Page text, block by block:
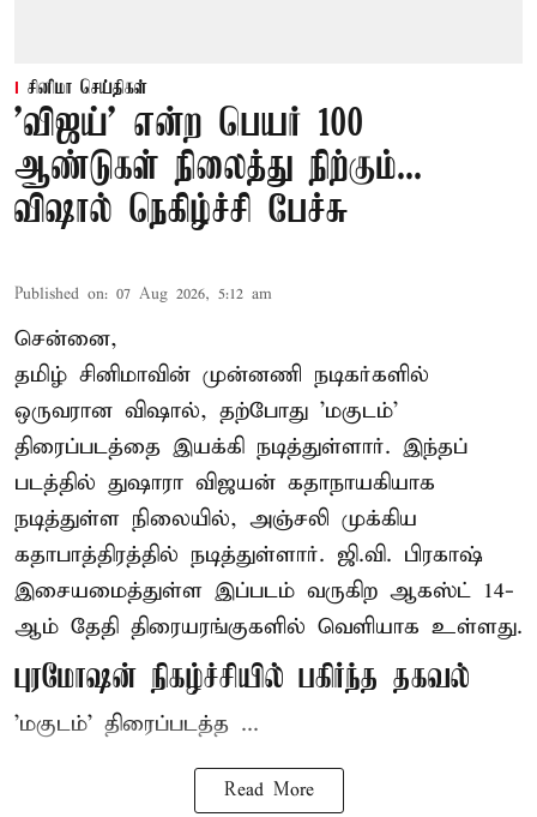
சினிமா செய்திகள்
'விஜய்' என்ற பெயர் 100
ஆண்டுகள் நிலைத்து நிற்கும்...
விஷால் நெகிழ்ச்சி பேச்சு
Published on: 07 Aug 2026, 5:12 am
சென்னை,
தமிழ் சினிமாவின் முன்னணி நடிகர்களில்
ஒருவரான விஷால், தற்போது 'மகுடம்'
திரைப்படத்தை இயக்கி நடித்துள்ளார். இந்தப்
படத்தில் துஷாரா விஜயன் கதாநாயகியாக
நடித்துள்ள நிலையில், அஞ்சலி முக்கிய
கதாபாத்திரத்தில் நடித்துள்ளார். ஜி.வி. பிரகாஷ்
இசையமைத்துள்ள இப்படம் வருகிற ஆகஸ்ட் 14-
ஆம் தேதி திரையரங்குகளில் வெளியாக உள்ளது.
புரமோஷன் நிகழ்ச்சியில் பகிர்ந்த தகவல்
'மகுடம்' திரைப்படத்த ...
Read More